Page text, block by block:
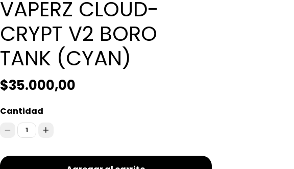
VAPERZ CLOUD-
CRYPT V2 BORO
TANK (CYAN)
$35.000,00
Cantidad
1